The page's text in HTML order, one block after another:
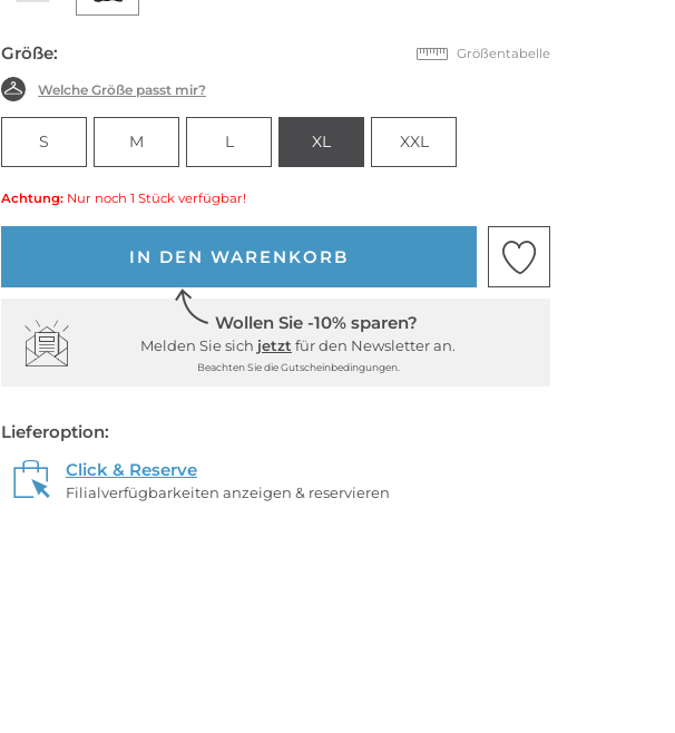
Größe: Größentabelle
Welche Größe passt mir?
S M L XL XXL
Achtung: Nur noch 1 Stück verfügbar!
IN DEN WARENKORB
Wollen Sie -10% sparen?
Melden Sie sich jetzt für den Newsletter an.
Beachten Sie die Gutscheinbedingungen.
Lieferoption:
Click & Reserve
Filialverfügbarkeiten anzeigen & reservieren